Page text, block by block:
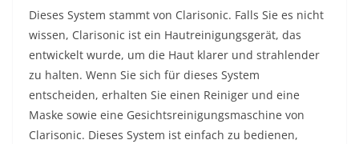
Dieses System stammt von Clarisonic. Falls Sie es nicht
wissen, Clarisonic ist ein Hautreinigungsgerät, das
entwickelt wurde, um die Haut klarer und strahlender
zu halten. Wenn Sie sich für dieses System
entscheiden, erhalten Sie einen Reiniger und eine
Maske sowie eine Gesichtsreinigungsmaschine von
Clarisonic. Dieses System ist einfach zu bedienen,